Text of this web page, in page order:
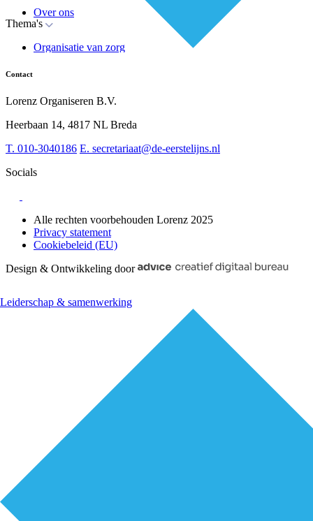
Leiderschap & samenwerking
Over ons
Nieuws
Whitepapers
Over BiancAI
Thema's
Organisatie van zorg
Digitalisering
Leiderschap & samenwerking
Sociaal domein
Contact
Lorenz Organiseren B.V.
Heerbaan 14, 4817 NL Breda
T. 010-3040186 E. secretariaat@de-eerstelijns.nl
Socials
Alle rechten voorbehouden Lorenz 2025
Privacy statement
Cookiebeleid (EU)
Design & Ontwikkeling door